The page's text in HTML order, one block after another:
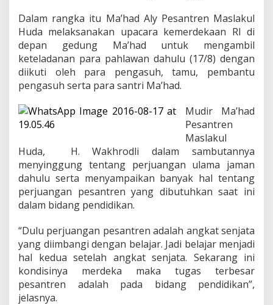
Dalam rangka itu Ma’had Aly Pesantren Maslakul
Huda melaksanakan upacara kemerdekaan RI di
depan gedung Ma’had untuk mengambil
keteladanan para pahlawan dahulu (17/8) dengan
diikuti oleh para pengasuh, tamu, pembantu
pengasuh serta para santri Ma’had.
Mudir Ma’had
Pesantren
Maslakul
Huda, H. Wakhrodli dalam sambutannya
menyinggung tentang perjuangan ulama jaman
dahulu serta menyampaikan banyak hal tentang
perjuangan pesantren yang dibutuhkan saat ini
dalam bidang pendidikan.
“Dulu perjuangan pesantren adalah angkat senjata
yang diimbangi dengan belajar. Jadi belajar menjadi
hal kedua setelah angkat senjata. Sekarang ini
kondisinya merdeka maka tugas terbesar
pesantren adalah pada bidang pendidikan”,
jelasnya.